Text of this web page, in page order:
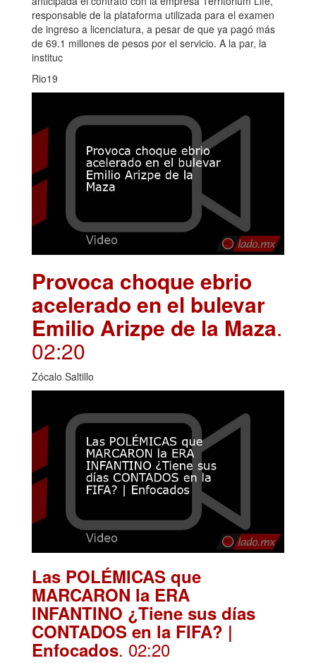
responsable de la plataforma utilizada para el examen
de ingreso a licenciatura, a pesar de que ya pagó más
de 69.1 millones de pesos por el servicio. A la par, la
instituc
Rio19
Provoca choque ebrio
acelerado en el bulevar
Emilio Arizpe de la Maza.
02:20
Zócalo Saltillo
Las POLÉMICAS que
MARCARON la ERA
INFANTINO ¿Tiene sus días
CONTADOS en la FIFA? |
Enfocados. 02:20